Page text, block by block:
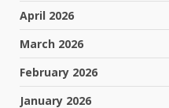
April 2026
March 2026
February 2026
January 2026